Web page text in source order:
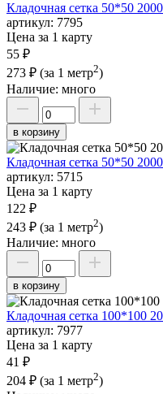
Кладочная сетка 50*50
артикул: 7795
Цена за 1 карту
55 ₽
273 ₽ (за 1 метр2)
Наличие: много
в корзину
Кладочная сетка 50*50
артикул: 5715
Цена за 1 карту
122 ₽
243 ₽ (за 1 метр2)
Наличие: много
в корзину
Кладочная сетка 100*100
артикул: 7977
Цена за 1 карту
41 ₽
204 ₽ (за 1 метр2)